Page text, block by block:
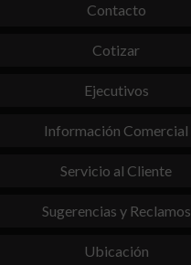
Contacto
Cotizar
Ejecutivos
Información Comercial
Servicio al Cliente
Sugerencias y Reclamos
Ubicación